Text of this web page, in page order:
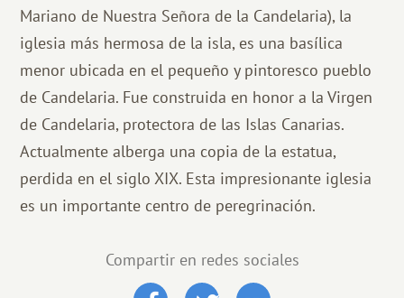
Mariano de Nuestra Señora de la Candelaria), la
iglesia más hermosa de la isla, es una basílica
menor ubicada en el pequeño y pintoresco pueblo
de Candelaria. Fue construida en honor a la Virgen
de Candelaria, protectora de las Islas Canarias.
Actualmente alberga una copia de la estatua,
perdida en el siglo XIX. Esta impresionante iglesia
es un importante centro de peregrinación.
Compartir en redes sociales